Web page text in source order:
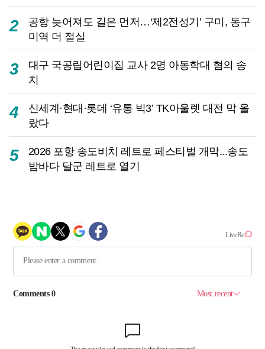
2
공항 늦어져도 길은 먼저…‘제2전성기’ 구미, 동구
미역 더 절실
3
대구 국공립어린이집 교사 2명 아동학대 혐의 송
치
4
신세계·현대·롯데 ‘유통 빅3’ TK아울렛 대전 막 올
랐다
5
2026 포항 송도비치 레트로 페스티벌 개막...송도
밤바다 달군 레트로 열기